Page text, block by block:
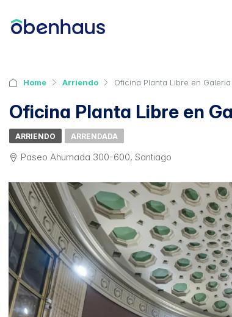
Home Arriendo Oficina Planta Libre en
Oficina Planta Libre en
ARRIENDO ARRENDADA
Paseo Ahumada 300-600, Santiago